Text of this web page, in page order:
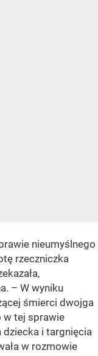
nieumyślnego
rzeczniczka
– W wyniku
śmierci dwojga
w tej sprawie
i targnięcia
w rozmowie